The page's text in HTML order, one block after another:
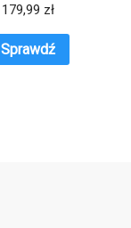
179,99 zł
Sprawdź